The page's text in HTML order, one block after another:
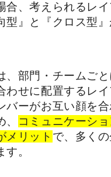
合、考えられるレ
型』と『クロス型』
、部門・チームご
わせに配置するレ
バーがお互い顔を
コミュニケーシ
メリット で、多く
す。